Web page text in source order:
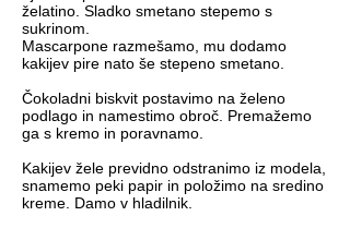
želatino. Sladko smetano stepemo s
sukrinom.
Mascarpone razmešamo, mu dodamo
kakijev pire nato še stepeno smetano.
Čokoladni biskvit postavimo na želeno
podlago in namestimo obroč. Premažemo
ga s kremo in poravnamo.
Kakijev žele previdno odstranimo iz modela,
snamemo peki papir in položimo na sredino
kreme. Damo v hladilnik.